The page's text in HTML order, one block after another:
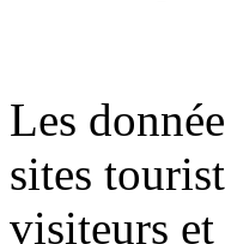
Les
sites
visiteurs et